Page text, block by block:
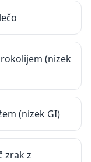
(nizek
(nizek GI)
zrak z